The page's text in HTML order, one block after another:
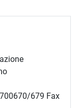
679 Fax